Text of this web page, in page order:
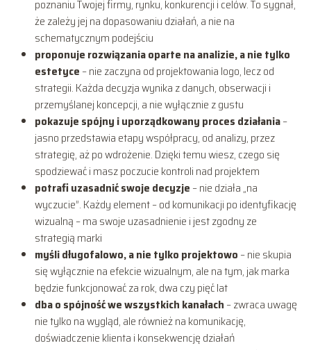
poznaniu Twojej firmy, rynku, konkurencji i celów. To sygnał,
że zależy jej na dopasowaniu działań, a nie na
schematycznym podejściu
proponuje rozwiązania oparte na analizie, a nie tylko
estetyce – nie zaczyna od projektowania logo, lecz od
strategii. Każda decyzja wynika z danych, obserwacji i
przemyślanej koncepcji, a nie wyłącznie z gustu
pokazuje spójny i uporządkowany proces działania–
jasno przedstawia etapy współpracy, od analizy, przez
strategię, aż po wdrożenie. Dzięki temu wiesz, czego się
spodziewać i masz poczucie kontroli nad projektem
potrafi uzasadnić swoje decyzje – nie działa „na
wyczucie”. Każdy element – od komunikacji po identyfikację
wizualną – ma swoje uzasadnienie i jest zgodny ze
strategią marki
myśli długofalowo, a nie tylko projektowo – nie skupia
się wyłącznie na efekcie wizualnym, ale na tym, jak marka
będzie funkcjonować za rok, dwa czy pięć lat
dba o spójność we wszystkich kanałach – zwraca uwagę
nie tylko na wygląd, ale również na komunikację,
doświadczenie klienta i konsekwencję działań